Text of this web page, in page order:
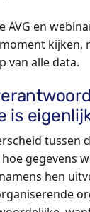
AVG en
kijken,
van alle data.
is
tussen
gegevens
hen